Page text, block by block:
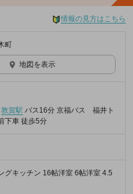
情報の見方はこちら
町
地図を表示
敦賀駅 バス16分 京福バス 福井ト
下車 徒歩5分
グキッチン 16帖洋室 6帖洋室 4.5